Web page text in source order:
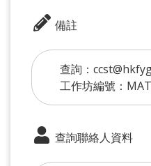
備註
查詢：
工作坊編號：
查詢聯絡人資料